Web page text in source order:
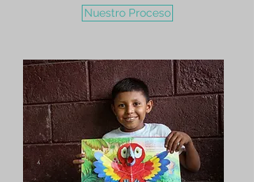
Nuestro Proceso